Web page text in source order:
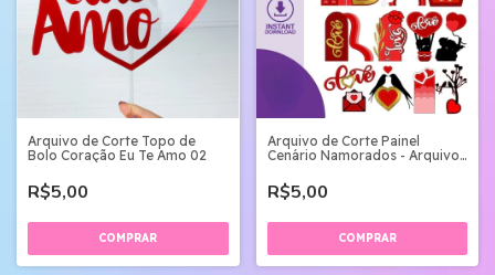
Arquivo de Corte Topo de
Bolo Coração Eu Te Amo 02
R$5,00
Arquivo de Corte Painel
Cenário Namorados - Arquivo
R$5,00